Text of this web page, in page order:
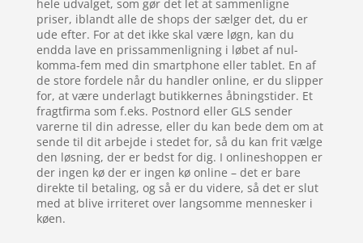
hele udvalget, som gør det let at sammenligne
priser, iblandt alle de shops der sælger det, du er
ude efter. For at det ikke skal være løgn, kan du
endda lave en prissammenligning i løbet af nul-
komma-fem med din smartphone eller tablet. En af
de store fordele når du handler online, er du slipper
for, at være underlagt butikkernes åbningstider. Et
fragtfirma som f.eks. Postnord eller GLS sender
varerne til din adresse, eller du kan bede dem om at
sende til dit arbejde i stedet for, så du kan frit vælge
den løsning, der er bedst for dig. I onlineshoppen er
der ingen kø der er ingen kø online – det er bare
direkte til betaling, og så er du videre, så det er slut
med at blive irriteret over langsomme mennesker i
køen.